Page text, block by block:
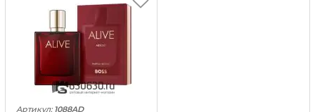
Артикул: 1088AD